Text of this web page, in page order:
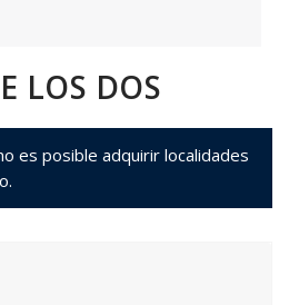
LOS DOS
es posible adquirir localidades